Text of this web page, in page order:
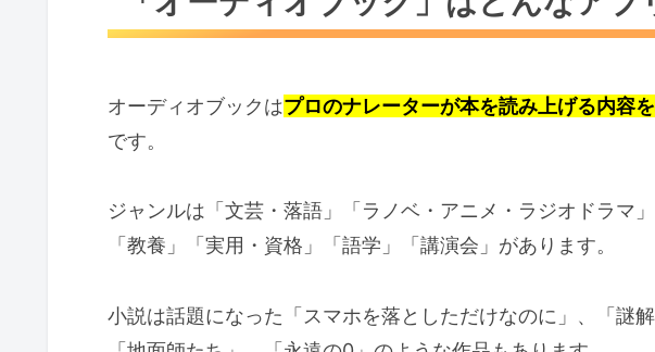
オーディオブックはプロのナレーターが本を読み上げる内容
です。
ジャンルは「文芸・落語」「ラノベ・アニメ・ラジオドラマ
「教養」「実用・資格」「語学」「講演会」があります。
小説は話題になった「スマホを落としただけなのに」、「謎